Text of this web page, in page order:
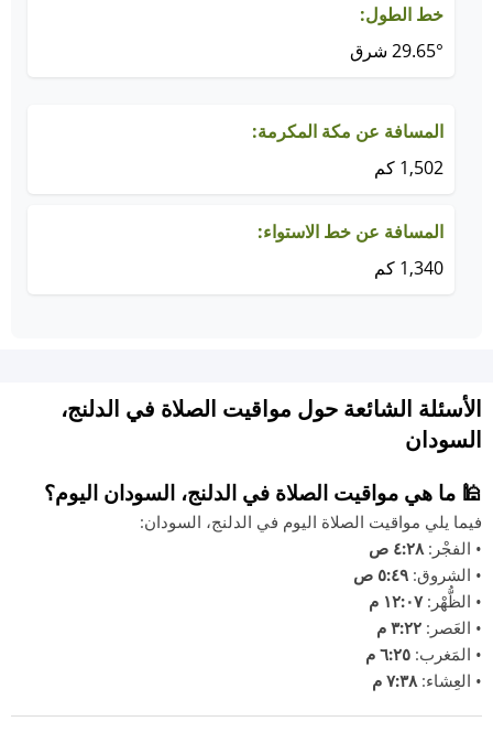
خط الطول:
29.65° شرق
المسافة عن مكة المكرمة:
1,502 كم
المسافة عن خط الاستواء:
1,340 كم
الأسئلة الشائعة حول مواقيت الصلاة في الدلنج،
السودان
🕌 ما هي مواقيت الصلاة في الدلنج، السودان اليوم؟
فيما يلي مواقيت الصلاة اليوم في الدلنج، السودان:
• الفجْر:٤:٢٨ ص
• الشروق: ٥:٤٩ ص
• الظُّهْر:١٢:٠٧ م
• العَصر: ٣:٢٢ م
• المَغرب: ٦:٢٥ م
• العِشاء:٧:٣٨ م